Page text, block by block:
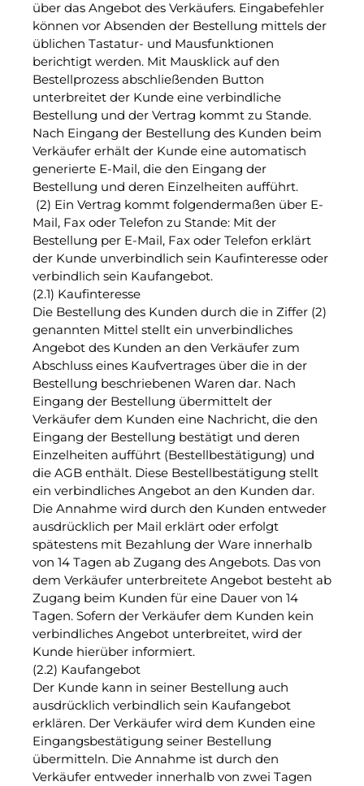
über das Angebot des Verkäufers. Eingabefehler
können vor Absenden der Bestellung mittels der
üblichen Tastatur- und Mausfunktionen
berichtigt werden. Mit Mausklick auf den
Bestellprozess abschließenden Button
unterbreitet der Kunde eine verbindliche
Bestellung und der Vertrag kommt zu Stande.
Nach Eingang der Bestellung des Kunden beim
Verkäufer erhält der Kunde eine automatisch
generierte E-Mail, die den Eingang der
Bestellung und deren Einzelheiten aufführt.
(2) Ein Vertrag kommt folgendermaßen über E-
Mail, Fax oder Telefon zu Stande: Mit der
Bestellung per E-Mail, Fax oder Telefon erklärt
der Kunde unverbindlich sein Kaufinteresse oder
verbindlich sein Kaufangebot.
(2.1) Kaufinteresse
Die Bestellung des Kunden durch die in Ziffer (2)
genannten Mittel stellt ein unverbindliches
Angebot des Kunden an den Verkäufer zum
Abschluss eines Kaufvertrages über die in der
Bestellung beschriebenen Waren dar. Nach
Eingang der Bestellung übermittelt der
Verkäufer dem Kunden eine Nachricht, die den
Eingang der Bestellung bestätigt und deren
Einzelheiten aufführt (Bestellbestätigung) und
die AGB enthält. Diese Bestellbestätigung stellt
ein verbindliches Angebot an den Kunden dar.
Die Annahme wird durch den Kunden entweder
ausdrücklich per Mail erklärt oder erfolgt
spätestens mit Bezahlung der Ware innerhalb
von 14 Tagen ab Zugang des Angebots. Das von
dem Verkäufer unterbreitete Angebot besteht ab
Zugang beim Kunden für eine Dauer von 14
Tagen. Sofern der Verkäufer dem Kunden kein
verbindliches Angebot unterbreitet, wird der
Kunde hierüber informiert.
(2.2) Kaufangebot
Der Kunde kann in seiner Bestellung auch
ausdrücklich verbindlich sein Kaufangebot
erklären. Der Verkäufer wird dem Kunden eine
Eingangsbestätigung seiner Bestellung
übermitteln. Die Annahme ist durch den
Verkäufer entweder innerhalb von zwei Tagen